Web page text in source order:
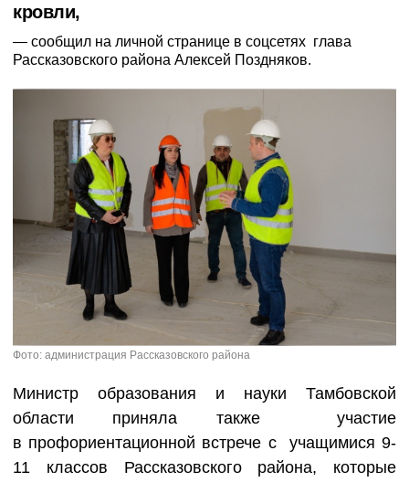
кровли,
сообщил на личной странице в соцсетях глава
Рассказовского района Алексей Поздняков.
Фото: администрация Рассказовского района
Министр образования и науки Тамбовской
области приняла также участие
в профориентационной встрече с учащимися 9-
11 классов Рассказовского района, которые